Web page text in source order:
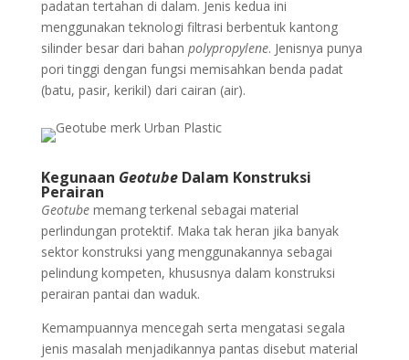
padatan tertahan di dalam. Jenis kedua ini
menggunakan teknologi filtrasi berbentuk kantong
silinder besar dari bahan polypropylene. Jenisnya punya
pori tinggi dengan fungsi memisahkan benda padat
(batu, pasir, kerikil) dari cairan (air).
Kegunaan Geotube Dalam Konstruksi
Perairan
Geotube memang terkenal sebagai material
perlindungan protektif. Maka tak heran jika banyak
sektor konstruksi yang menggunakannya sebagai
pelindung kompeten, khususnya dalam konstruksi
perairan pantai dan waduk.
Kemampuannya mencegah serta mengatasi segala
jenis masalah menjadikannya pantas disebut material